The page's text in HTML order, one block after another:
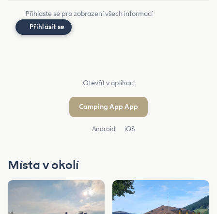
Přihlaste se pro zobrazení všech informací
Přihlásit se
Otevřít v aplikaci
Camping App App
Android iOS
Místa v okolí